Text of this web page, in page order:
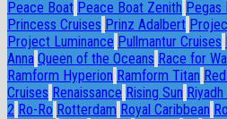
Peace Boat Peace Boat Zenith Pegas
Princess Cruises Prinz Adalbert
Project Luminance Pullmantur Cruises
Anna Queen of the Oceans Race for
Ramform Hyperion Ramform Titan
Cruises Renaissance Rising Sun
2 Ro-Ro Rotterdam Royal Caribbean